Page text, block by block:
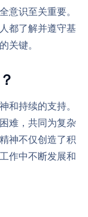
意识至关重要。
都了解并遵守基
关键。
和持续的支持。
难，共同为复杂
神不仅创造了积
作中不断发展和